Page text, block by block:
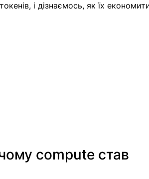
і дізнаємось, як їх
чому compute став